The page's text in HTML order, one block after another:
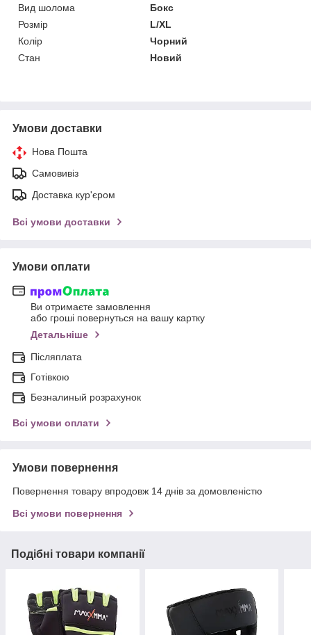
Вид шолома
Бокс
Розмір
L/XL
Колір
Чорний
Стан
Новий
Умови доставки
Нова Пошта
Самовивіз
Доставка кур'єром
Всі умови доставки
Умови оплати
Ви отримаєте замовлення
або гроші повернуться на вашу картку
Детальніше
Післяплата
Готівкою
Безналиный розрахунок
Всі умови оплати
Умови повернення
Повернення товару впродовж 14 днів за домовленістю
Всі умови повернення
Подібні товари компанії